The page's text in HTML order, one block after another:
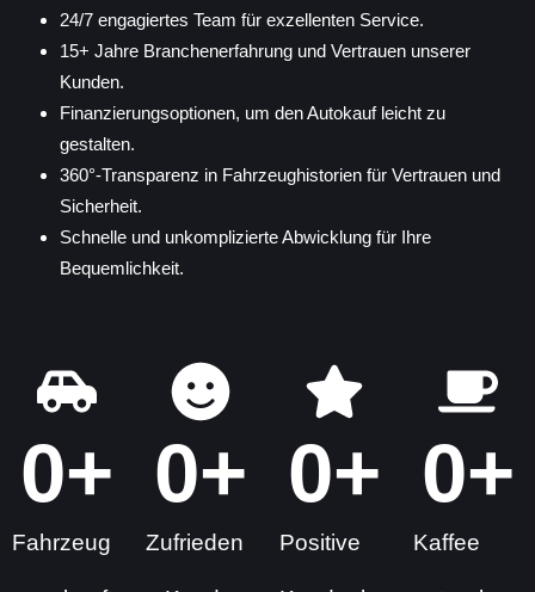
24/7 engagiertes Team für exzellenten Service.
15+ Jahre Branchenerfahrung und Vertrauen unserer
Kunden.
Finanzierungsoptionen, um den Autokauf leicht zu
gestalten.
360°-Transparenz in Fahrzeughistorien für Vertrauen und
Sicherheit.
Schnelle und unkomplizierte Abwicklung für Ihre
Bequemlichkeit.
Fahrzeug
0+
Zufrieden
0+
Positive
0+
Kaffee
0+